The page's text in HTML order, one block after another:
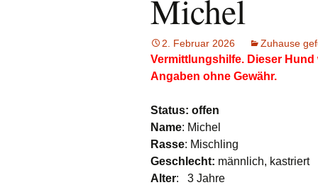
e.V. Hunde
Katzen
Pferde
Schildkröten &
Michel
2. Februar 2026 Zuhause
Vermittlungshilfe. Dieser
Angaben ohne Gewähr.
Status: offen
Name: Michel
Rasse: Mischling
Geschlecht: männlich, kastriert
Alter: 3 Jahre